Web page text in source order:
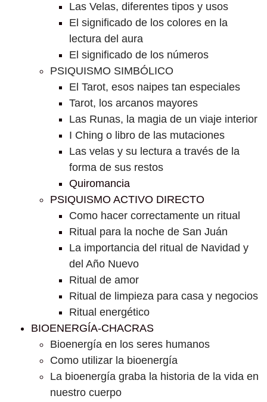
Las Velas, diferentes tipos y usos
El significado de los colores en la
lectura del aura
El significado de los números
PSIQUISMO SIMBÓLICO
El Tarot, esos naipes tan especiales
Tarot, los arcanos mayores
Las Runas, la magia de un viaje interior
I Ching o libro de las mutaciones
Las velas y su lectura a través de la
forma de sus restos
Quiromancia
PSIQUISMO ACTIVO DIRECTO
Como hacer correctamente un ritual
Ritual para la noche de San Juán
La importancia del ritual de Navidad y
del Año Nuevo
Ritual de amor
Ritual de limpieza para casa y negocios
Ritual energético
BIOENERGÍA-CHACRAS
Bioenergía en los seres humanos
Como utilizar la bioenergía
La bioenergía graba la historia de la vida en
nuestro cuerpo